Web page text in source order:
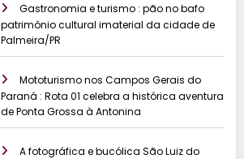
Gastronomia e turismo : pão no bafo
patrimônio cultural imaterial da cidade de
Palmeira/PR
Mototurismo nos Campos Gerais do
Paraná : Rota 01 celebra a histórica aventura
de Ponta Grossa à Antonina
A fotográfica e bucólica São Luiz do